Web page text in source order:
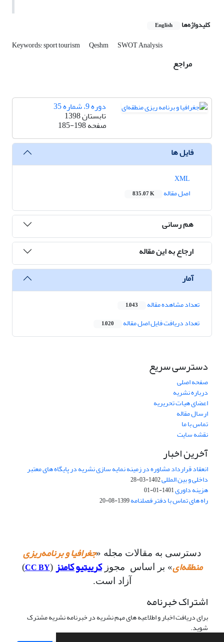
کلیدواژه‌ها English
Keywords: sport tourism Qeshm SWOT Analysis
مراجع
دوره 9، شماره 35
تابستان 1398
صفحه185-198
فایل ها
اصل مقاله
835.07 K
هم رسانی
ارجاع به این مقاله
آمار
تعداد مشاهده مقاله 1,043
تعداد دریافت فایل اصل مقاله 1,020
دسترسی سریع
صفحه اصلی
درباره نشریه
اعضای هیات تحریریه
ارسال مقاله
تماس با ما
نقشه سایت
آخرین اخبار
انعقاد قرارداد مشاوره در زمینه نمایه سازی نشریه در پایگاه های معتبر
داخلی و بین المللی1402-03-28
هزینه داوری1401-01-01
راه های تماس با دفتر فصلنامه1399-08-20
دسترسی به مقالات مجله «جغرافیا و برنامه‌ریزی
منطقه‌ای» بر اساس مجوزکرییتیو کامنز (
CC BY
)
آزاد است.
اشتراک خبرنامه
برای دریافت اخبار و اطلاعیه های مهم نشریه در خبرنامه نشریه مشترک
شوید.